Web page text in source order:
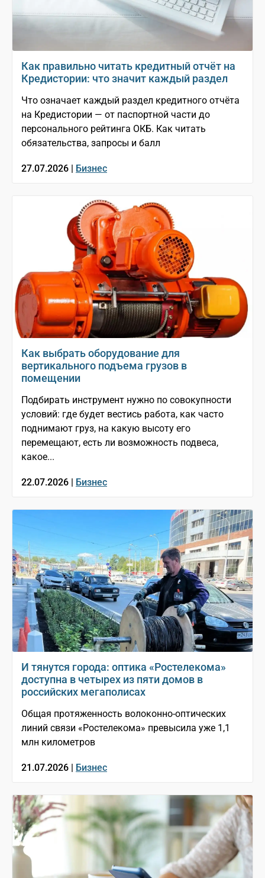
Как правильно читать кредитный отчёт на
Кредистории: что значит каждый раздел
Что означает каждый раздел кредитного отчёта
на Кредистории — от паспортной части до
персонального рейтинга ОКБ. Как читать
обязательства, запросы и балл
27.07.2026 | Бизнес
Как выбрать оборудование для
вертикального подъема грузов в
помещении
Подбирать инструмент нужно по совокупности
условий: где будет вестись работа, как часто
поднимают груз, на какую высоту его
перемещают, есть ли возможность подвеса,
какое...
22.07.2026 | Бизнес
И тянутся города: оптика «Ростелекома»
доступна в четырех из пяти домов в
российских мегаполисах
Общая протяженность волоконно-оптических
линий связи «Ростелекома» превысила уже 1,1
млн километров
21.07.2026 | Бизнес